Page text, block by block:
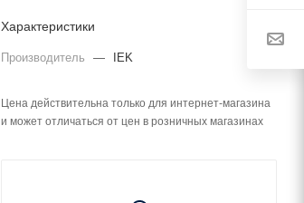
Характеристики
Производитель — IEK
Цена действительна только для интернет-магазина
и может отличаться от цен в розничных магазинах